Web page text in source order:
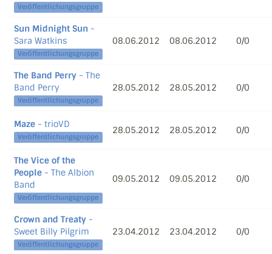
Veröffentlichungsgruppe
Sun Midnight Sun -
Sara Watkins
Veröffentlichungsgruppe
08.06.2012 08.06.2012 0/0
The Band Perry - The
Band Perry
Veröffentlichungsgruppe
28.05.2012 28.05.2012 0/0
Maze - trioVD
Veröffentlichungsgruppe
28.05.2012 28.05.2012 0/0
The Vice of the
People - The Albion
Band
Veröffentlichungsgruppe
09.05.2012 09.05.2012 0/0
Crown and Treaty -
Sweet Billy Pilgrim
Veröffentlichungsgruppe
23.04.2012 23.04.2012 0/0